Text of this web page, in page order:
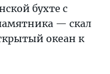
бухте с
— скал
океан к